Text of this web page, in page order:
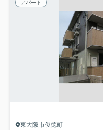
アパート
東大阪市俊徳町